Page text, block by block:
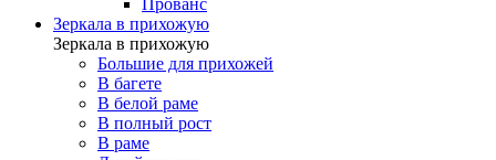
Прованс
Зеркала в прихожую
Зеркала в прихожую
Большие для прихожей
В багете
В белой раме
В полный рост
В раме